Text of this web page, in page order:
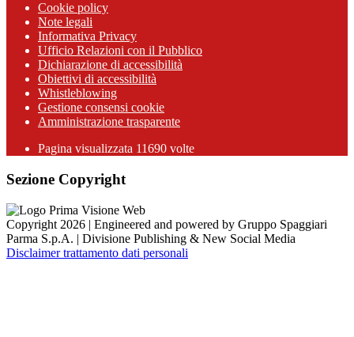
Cookie policy
Note legali
Informativa Privacy
Ufficio Relazioni con il Pubblico
Dichiarazione di accessibilità
Obiettivi di accessibilità
Whistleblowing
Gestione consensi cookie
Amministrazione trasparente
Pagina visualizzata 11690 volte
Sezione Copyright
Copyright 2026 | Engineered and powered by Gruppo Spaggiari
Parma S.p.A. | Divisione Publishing & New Social Media
Disclaimer trattamento dati personali